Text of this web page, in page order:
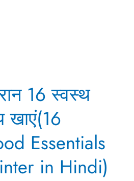
16 स्वस्थ
खाएं(16
Essentials
in Hindi)